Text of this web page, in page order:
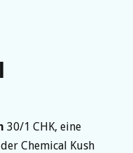
30/1 CHK, eine
Chemical Kush